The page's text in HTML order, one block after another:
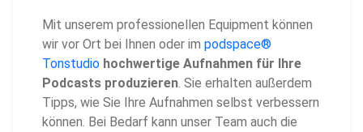
Mit unserem professionellen Equipment können
wir vor Ort bei Ihnen oder im podspace®
Tonstudio hochwertige Aufnahmen für Ihre
Podcasts produzieren. Sie erhalten außerdem
Tipps, wie Sie Ihre Aufnahmen selbst verbessern
können. Bei Bedarf kann unser Team auch die